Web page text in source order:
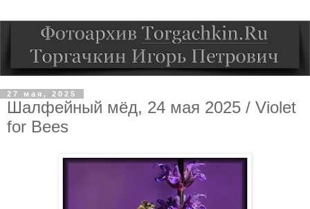
27 мая, 2025
Шалфейный мёд, 24 мая 2025 / Violet
for Bees